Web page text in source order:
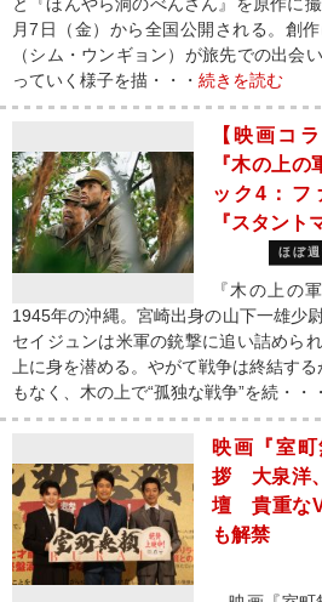
月7日（金）から全国公開される。創
（シム・ウンギョン）が旅先での出会
っていく様子を描・・・ 続きを読む
【映画コ
『木の上
ック4：フ
『スタント
ほぼ
『木の上の
1945年の沖縄。宮崎出身の山下一雄少
セイジュンは米軍の銃撃に追い詰めら
上に身を潜める。やがて戦争は終結す
もなく、木の上で“孤独な戦争”を続・・・
映画『室
拶 大泉洋
壇 貴重な
も解禁